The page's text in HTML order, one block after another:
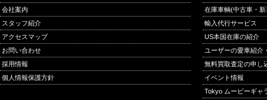
会社案内
スタッフ紹介
アクセスマップ
お問い合わせ
採用情報
個人情報保護方針
在庫車輌(中古車・
輸入代行サービス
US本国在庫の紹介
ユーザーの愛車紹介
無料買取査定の申し
イベント情報
Tokyo ムービーギャ